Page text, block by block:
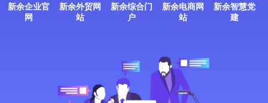
新余企业官
网
新余外贸网
站
新余综合门
户
新余电商网
站
新余智慧党
建